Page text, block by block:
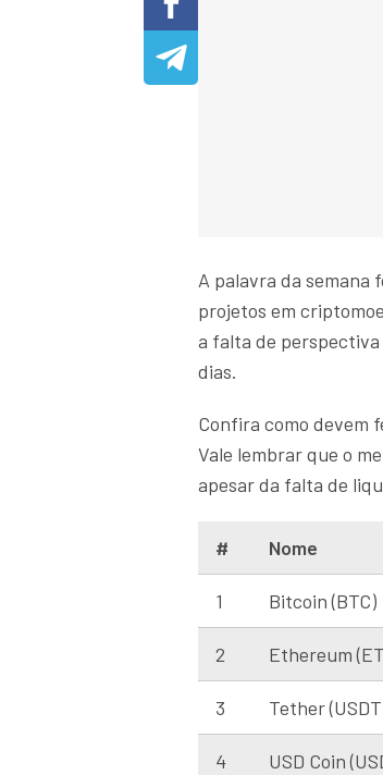
A palavra da semana
projetos em
a falta de
dias.
Confira como devem
Vale lembrar que o
apesar da falta de
# Nome
1 Bitcoin (BTC)
2 Ethereum
3 Tether
4 USD Coin